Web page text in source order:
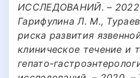
ИССЛЕДОВАНИЙ. –
Гарифулина Л. М.,
риска развития
клиническое течение и
гепато-